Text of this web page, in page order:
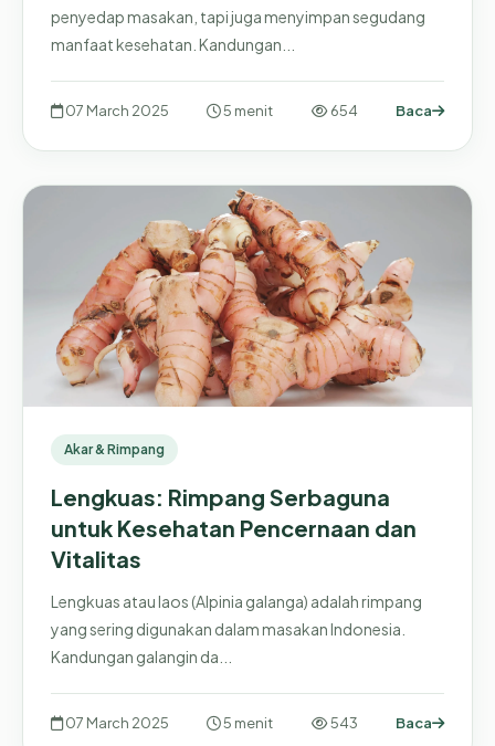
penyedap masakan, tapi juga menyimpan segudang
manfaat kesehatan. Kandungan...
07 March 2025 5 menit 654 Baca
Akar & Rimpang
Lengkuas: Rimpang Serbaguna
untuk Kesehatan Pencernaan dan
Vitalitas
Lengkuas atau laos (Alpinia galanga) adalah rimpang
yang sering digunakan dalam masakan Indonesia.
Kandungan galangin da...
07 March 2025 5 menit 543 Baca